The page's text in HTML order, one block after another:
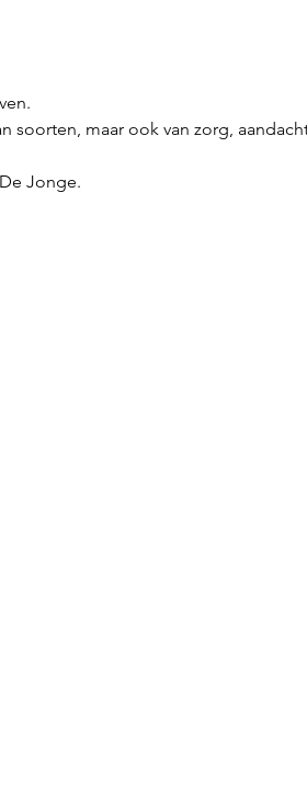
soorten, maar ook van zorg,
Jonge.